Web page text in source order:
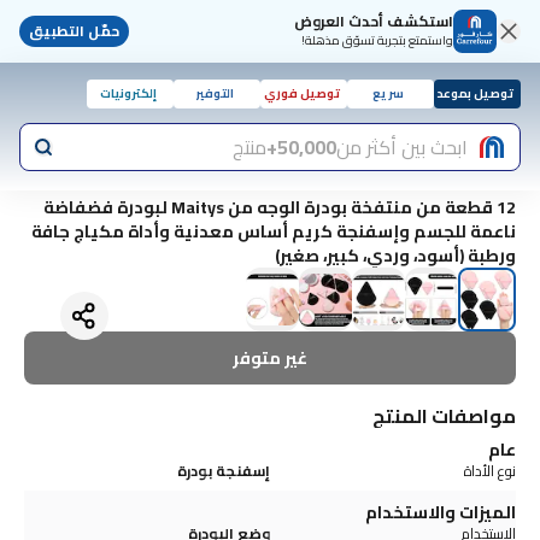
استكشف أحدث العروض
واستمتع بتجربة تسوّق مذهلة! حمّل التطبيق
توصيل بموعد سريع توصيل فوري التوفير إلكترونيات
ابحث بين أكثر من50,000+ منتج
12 قطعة من منتفخة بودرة الوجه من Maitys لبودرة فضفاضة
ناعمة للجسم وإسفنجة كريم أساس معدنية وأداة مكياج جافة
ورطبة (أسود، وردي، كبير، صغير)
غير متوفر
مواصفات المنتج
عام
نوع الأداة إسفنجة بودرة
الميزات والاستخدام
الاستخدام
وضع البودرة